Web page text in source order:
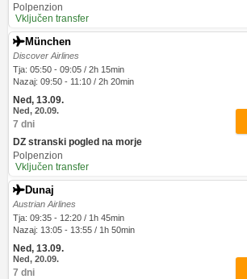
Polpenzion
Vključen transfer
München
Discover Airlines
Tja: 05:50 - 09:05 / 2h 15min
Nazaj: 09:50 - 11:10 / 2h 20min
Ned, 13.09.
Ned, 20.09.
7 dni
DZ stranski pogled na morje
Polpenzion
Vključen transfer
Dunaj
Austrian Airlines
Tja: 09:35 - 12:20 / 1h 45min
Nazaj: 13:05 - 13:55 / 1h 50min
Ned, 13.09.
Ned, 20.09.
7 dni